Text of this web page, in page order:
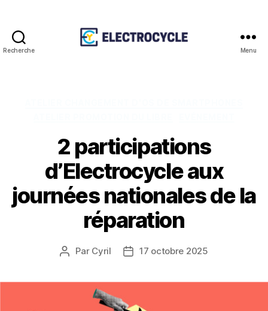
Recherche Menu
2 participations
d’Electrocycle aux
journées nationales de la
réparation
Auteur
Par Cyril
Date17 octobre 2025